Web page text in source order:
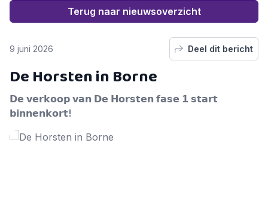
Terug naar nieuwsoverzicht
9 juni 2026 Deel dit bericht
De Horsten in Borne
𝗗𝗲 𝘃𝗲𝗿𝗸𝗼𝗼𝗽 𝘃𝗮𝗻 𝗗𝗲 𝗛𝗼𝗿𝘀𝘁𝗲𝗻 𝗳𝗮𝘀𝗲 𝟭 𝘀𝘁𝗮𝗿𝘁
𝗯𝗶𝗻𝗻𝗲𝗻𝗸𝗼𝗿𝘁!